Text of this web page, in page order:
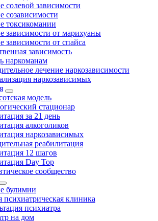
солевой зависимости
созависимости
токсикомании
зависимости от марихуаны
зависимости от спайса
зависимость
наркоманам
лечение наркозависимости
наркозависимых
модель
стационар
за 21 день
алкоголиков
наркозависимых
реабилитация
12 шагов
Day Top
сообщество
булимии
психиатрическая клиника
психиатра
на дом